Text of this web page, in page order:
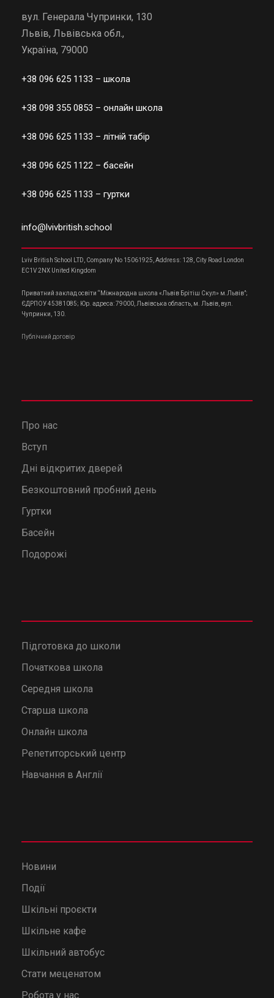
вул. Генерала Чупринки, 130
Львів, Львівська обл.,
Україна, 79000
+38 096 625 1133 – школа
+38 098 355 0853 – онлайн школа
+38 096 625 1133 – літній табір
+38 096 625 1122 – басейн
+38 096 625 1133 – гуртки
info@lvivbritish.school
Lviv British School LTD, Company No 15061925, Address: 128, City Road London
EC1V 2NX United Kingdom
Приватний заклад освіти “Міжнародна школа «Львів Брітіш Скул» м.Львів”;
ЄДРПОУ 45381085; Юр. адреса: 79000, Львівська область, м. Львів, вул.
Чупринки, 130.
Публічний договір
Про нас
Вступ
Дні відкритих дверей
Безкоштовний пробний день
Гуртки
Басейн
Подорожі
Підготовка до школи
Початкова школа
Середня школа
Старша школа
Онлайн школа
Репетиторський центр
Навчання в Англії
Новини
Події
Шкільні проєкти
Шкільне кафе
Шкільний автобус
Стати меценатом
Робота у нас